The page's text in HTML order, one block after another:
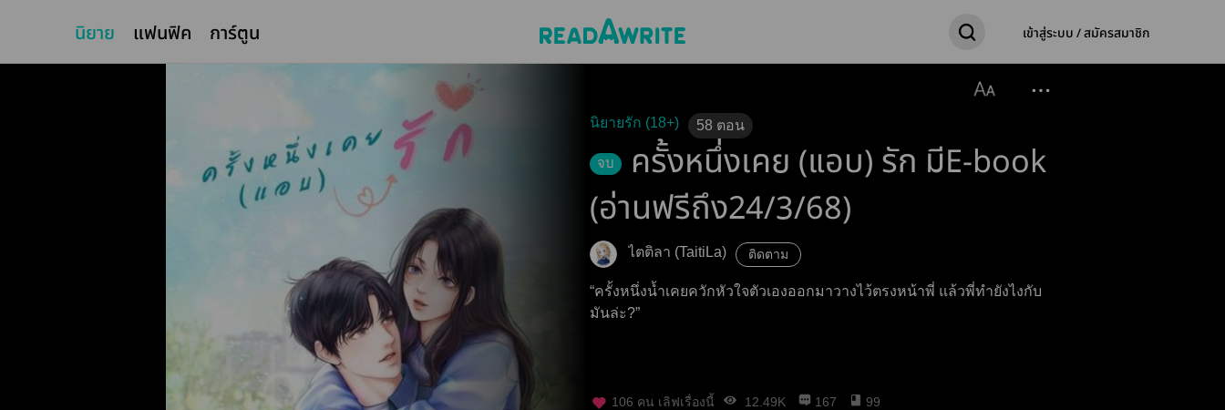
นิยาย แฟนฟิค การ์ตูน เข้าสู่ระบบ / สมัครสมาชิก
นิยายรัก (18+) 58 ตอน
จบ
ครั้งหนึ่งเคย (แอบ) รัก มีE-book
(อ่านฟรีถึง24/3/68)
ไตติลา (TaitiLa) ติดตาม
“ครั้งหนึ่งน้ำเคยควักหัวใจตัวเองออกมาวางไว้ตรงหน้าพี่ แล้วพี่ทำยังไงกับ
มันล่ะ?”
106 คน เลิฟเรื่องนี้ 12.49K 167 99